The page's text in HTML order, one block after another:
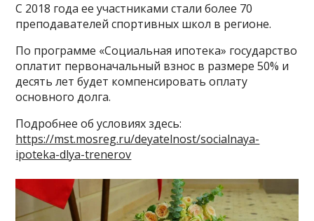
С 2018 года ее участниками стали более 70
преподавателей спортивных школ в регионе.
По программе «Социальная ипотека» государство
оплатит первоначальный взнос в размере 50% и
десять лет будет компенсировать оплату
основного долга.
Подробнее об условиях здесь:
https://mst.mosreg.ru/deyatelnost/socialnaya-
ipoteka-dlya-trenerov